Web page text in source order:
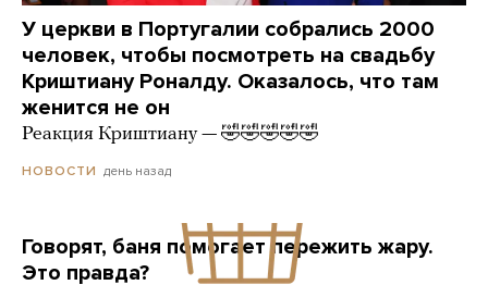
У церкви в Португалии собрались 2000
человек, чтобы посмотреть на свадьбу
Криштиану Роналду. Оказалось, что там
женится не он
Реакция Криштиану — 🤣🤣🤣🤣🤣
НОВОСТИ день назад
Говорят, баня помогает пережить жару.
Это правда?